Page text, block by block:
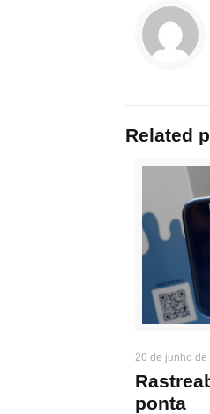
Related
20 de junho de
ponta